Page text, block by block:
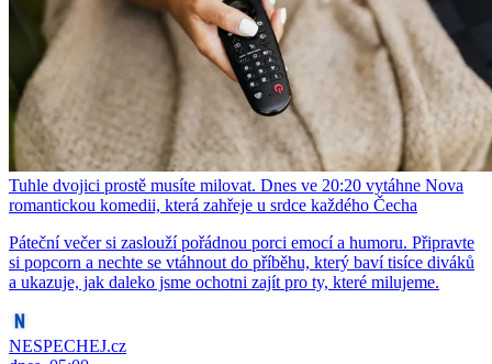
Tuhle dvojici prostě musíte milovat. Dnes ve 20:20 vytáhne Nova
romantickou komedii, která zahřeje u srdce každého Čecha
Páteční večer si zaslouží pořádnou porci emocí a humoru. Připravte
si popcorn a nechte se vtáhnout do příběhu, který baví tisíce diváků
a ukazuje, jak daleko jsme ochotni zajít pro ty, které milujeme.
NESPECHEJ.cz